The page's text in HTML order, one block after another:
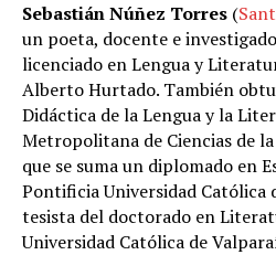
Sebastián Núñez Torres (
un poeta, docente e
licenciado en Lengua y
Alberto Hurtado. También
Didáctica de la Lengua y la
Metropolitana de Ciencias de
que se suma un diplomado en
Pontificia Universidad Católica
tesista del doctorado en
Universidad Católica de